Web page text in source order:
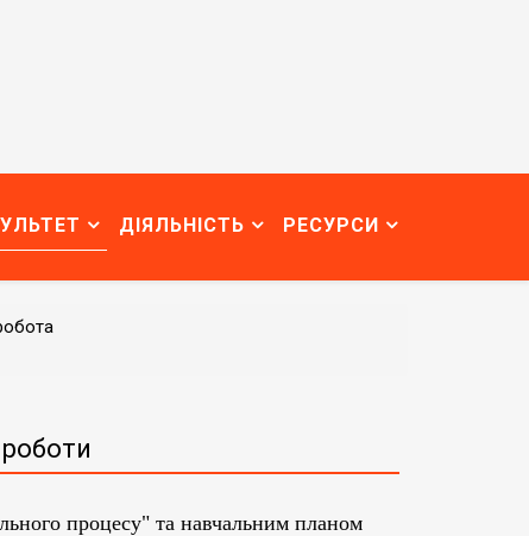
ДІЯЛЬНІСТЬ РЕСУРСИ
роботи
процесу" та навчальним планом